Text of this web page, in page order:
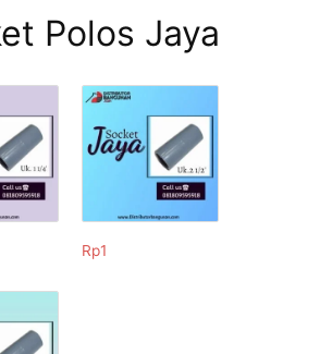
Polos Jaya
Rp1